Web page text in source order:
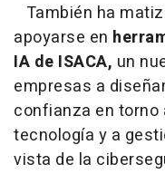
También ha
apoyarse en
IA de ISACA, un
empresas a
confianza en torno
tecnología y a
vista de la